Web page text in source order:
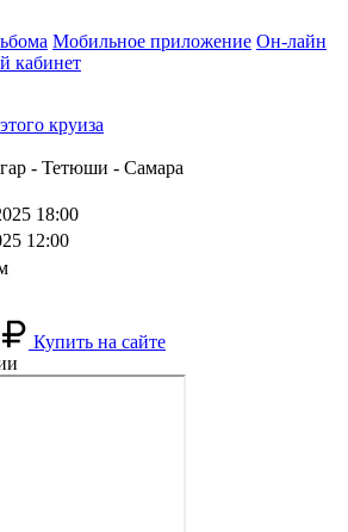
Мобильное приложение Он-лайн
кабинет
круиза
- Тетюши - Самара
18:00
12:00
Купить на сайте